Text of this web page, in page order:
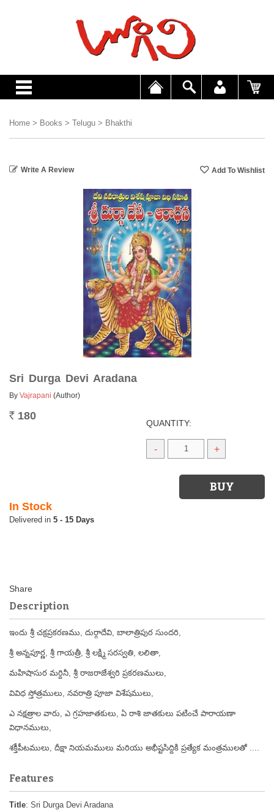
Home > Books > Telugu > Bhakthi
Write A Review
Sri Durga Devi Aradana
By Vajrapani (Author)
Rs. 180
QUANTITY:
- +
In Stock
5 - 15 Days
Description
ఇందు శ్రీ చక్రప్రకరణము, దుర్గాదేవి, బాలాత్రిపుర సుందరి,
శ్రీ అన్నపూర్ణ, శ్రీ గాయత్రీ, శ్రీ లక్ష్మి సరస్వతి, లలితా,
మహిషాసుర మర్దినీ, శ్రీ రాజరాజేశ్వరి ప్రకరణములు,
వివిధ స్తోత్రములు, నవరాత్రి పూజా విశేషములు,
ఎ నక్షత్రాల వారు, ఎ గ్రహజాతకులు, ఏ రాశి జాతకులు పటించే పారాయణా
విధానములు,
శక్తీపీటములు, దీక్షా నియమములు మరియు అభీష్టసిద్దికి ప్రత్యేక మంత్రములతో ....
Features
Title: Sri Durga Devi Aradana